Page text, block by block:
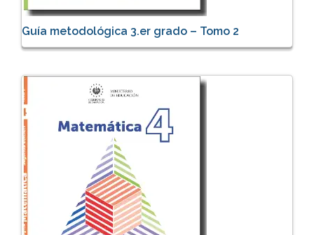
Guía metodológica 3.er grado – Tomo 2